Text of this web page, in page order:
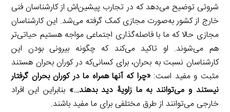
شروتی توضیح می‌دهد که در تجارب پیشین‌اش از کارشناسان فنی
خارج از کشور به‌صورت مجازی کمک گرفته می‌شد. این کارشناسان
مجازی حالا که ما با فاصله‌گذاری اجتماعی مواجه هستیم حیاتی‌تر
هم می‌شوند. او تاکید می‌کند که چگونه بیرونی بودن این
کارشناسان نسبت به بحران، برای کسانی‌که در کوران بحران هستند
مثبت و مفید است:«چرا که آنها همراه ما در کوران بحران گرفتار
نیستند و می‌توانند به ما زاویۀ دید بدهند…»بنابراین این افراد
خارجی می‌توانند از طرق مختلفی برای ما مفید باشند.